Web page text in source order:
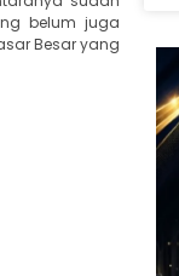
belum juga
Besar yang